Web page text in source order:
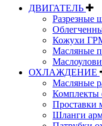
ДВИГАТЕЛЬ
Разрезные
Кожухи
Масляные
ОХЛАЖДЕНИЕ
Масляные
Комплекты
Проставки
Шланги